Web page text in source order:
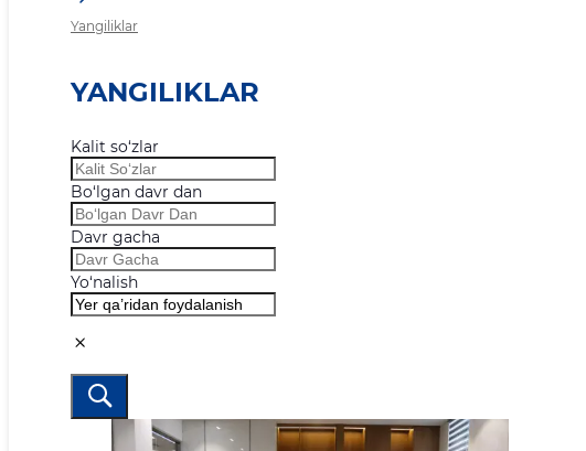
Yangiliklar
YANGILIKLAR
Kalit so‘zlar
Bo‘lgan davr dan
Davr gacha
Yo‘nalish